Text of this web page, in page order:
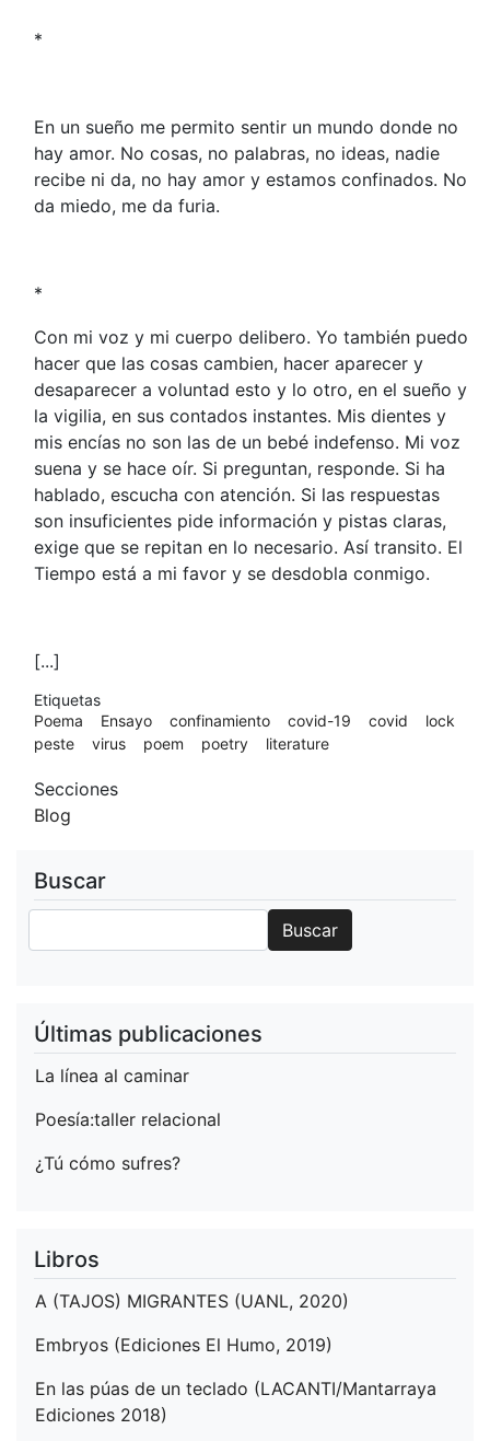
*
En un sueño me permito sentir un mundo donde no
hay amor. No cosas, no palabras, no ideas, nadie
recibe ni da, no hay amor y estamos confinados. No
da miedo, me da furia.
*
Con mi voz y mi cuerpo delibero. Yo también puedo
hacer que las cosas cambien, hacer aparecer y
desaparecer a voluntad esto y lo otro, en el sueño y
la vigilia, en sus contados instantes. Mis dientes y
mis encías no son las de un bebé indefenso. Mi voz
suena y se hace oír. Si preguntan, responde. Si ha
hablado, escucha con atención. Si las respuestas
son insuficientes pide información y pistas claras,
exige que se repitan en lo necesario. Así transito. El
Tiempo está a mi favor y se desdobla conmigo.
[...]
Etiquetas
Poema
Ensayo confinamiento covid-19 covid
lock
peste
virus poem poetry literature
Secciones
Blog
Buscar
Buscar
Últimas publicaciones
La línea al caminar
Poesía:taller relacional
¿Tú cómo sufres?
Libros
A (TAJOS) MIGRANTES (UANL, 2020)
Embryos (Ediciones El Humo, 2019)
En las púas de un teclado (LACANTI/Mantarraya
Ediciones 2018)